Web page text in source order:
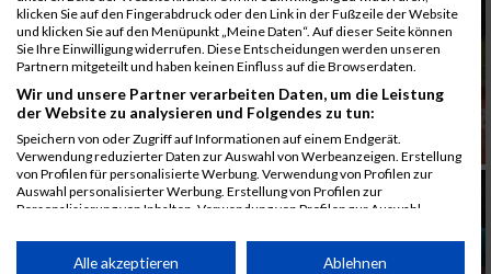
klicken Sie auf den Fingerabdruck oder den Link in der Fußzeile der Website
und klicken Sie auf den Menüpunkt „Meine Daten“. Auf dieser Seite können
Sie Ihre Einwilligung widerrufen. Diese Entscheidungen werden unseren
Partnern mitgeteilt und haben keinen Einfluss auf die Browserdaten.
Wir und unsere Partner verarbeiten Daten, um die Leistung
der Website zu analysieren und Folgendes zu tun:
Speichern von oder Zugriff auf Informationen auf einem Endgerät.
Verwendung reduzierter Daten zur Auswahl von Werbeanzeigen. Erstellung
von Profilen für personalisierte Werbung. Verwendung von Profilen zur
Auswahl personalisierter Werbung. Erstellung von Profilen zur
Personalisierung von Inhalten. Verwendung von Profilen zur Auswahl
Performance von Inhalten. Analyse von Zielgruppen durch Statistiken oder
Kombinationen von Daten aus verschiedenen Quellen. Entwicklung und
Alle akzeptieren Ablehnen